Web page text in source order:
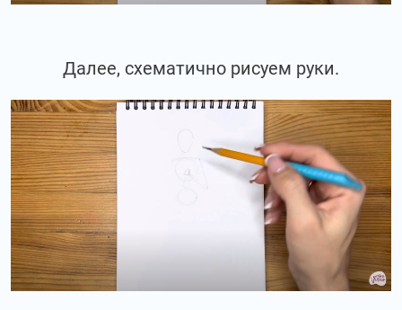
Далее, схематично рисуем руки.